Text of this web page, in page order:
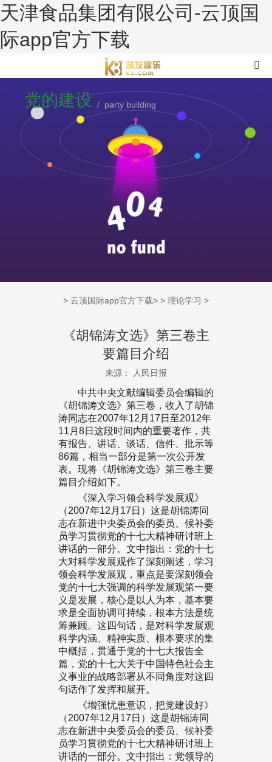
天津食品集团有限公司-云顶国
际app官方下载
党的建设 / party building
> 云顶国际app官方下载> > 理论学习 >
《胡锦涛文选》第三卷主
要篇目介绍
来源： 人民日报
中共中央文献编辑委员会编辑的
《胡锦涛文选》第三卷，收入了胡锦
涛同志在2007年12月17日至2012年
11月8日这段时间内的重要著作，共
有报告、讲话、谈话、信件、批示等
86篇，相当一部分是第一次公开发
表。现将《胡锦涛文选》第三卷主要
篇目介绍如下。
《深入学习领会科学发展观》
（2007年12月17日）这是胡锦涛同
志在新进中央委员会的委员、候补委
员学习贯彻党的十七大精神研讨班上
讲话的一部分。文中指出：党的十七
大对科学发展观作了深刻阐述，学习
领会科学发展观，重点是要深刻领会
党的十七大强调的科学发展观第一要
义是发展，核心是以人为本，基本要
求是全面协调可持续，根本方法是统
筹兼顾。这四句话，是对科学发展观
科学内涵、精神实质、根本要求的集
中概括，贯通于党的十七大报告全
篇，党的十七大关于中国特色社会主
义事业的战略部署从不同角度对这四
句话作了发挥和展开。
《增强忧患意识，把党建设好》
（2007年12月17日）这是胡锦涛同
志在新进中央委员会的委员、候补委
员学习贯彻党的十七大精神研讨班上
讲话的一部分。文中指出：党领导的